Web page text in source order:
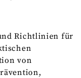
Richtlinien für
von